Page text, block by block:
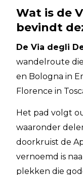
Wat is de
bevindt
De Via degli
wandelroute
en Bologna in
Florence in
Het pad volgt
waaronder
doorkruist de
vernoemd is
plekken die